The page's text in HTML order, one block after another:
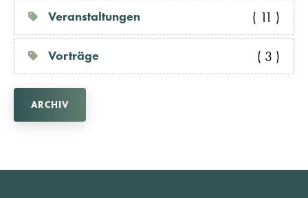
Veranstaltungen ( 11 )
Vorträge ( 3 )
ARCHIV